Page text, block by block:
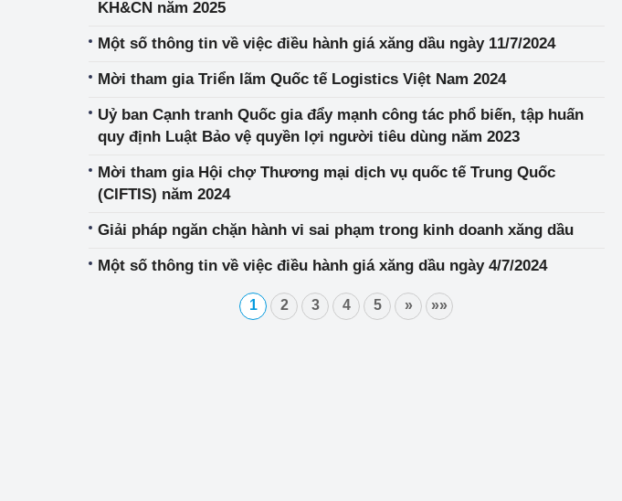
KH&CN năm 2025
Một số thông tin về việc điều hành giá xăng dầu ngày 11/7/2024
Mời tham gia Triển lãm Quốc tế Logistics Việt Nam 2024
Uỷ ban Cạnh tranh Quốc gia đẩy mạnh công tác phổ biến, tập huấn
quy định Luật Bảo vệ quyền lợi người tiêu dùng năm 2023
Mời tham gia Hội chợ Thương mại dịch vụ quốc tế Trung Quốc
(CIFTIS) năm 2024
Giải pháp ngăn chặn hành vi sai phạm trong kinh doanh xăng dầu
Một số thông tin về việc điều hành giá xăng dầu ngày 4/7/2024
1 2 3 4 5 » »»